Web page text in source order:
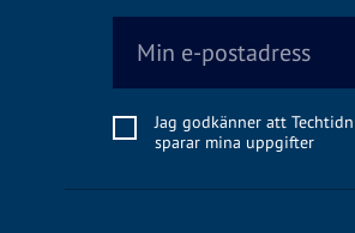
Jag godkänner att
sparar mina uppgifter